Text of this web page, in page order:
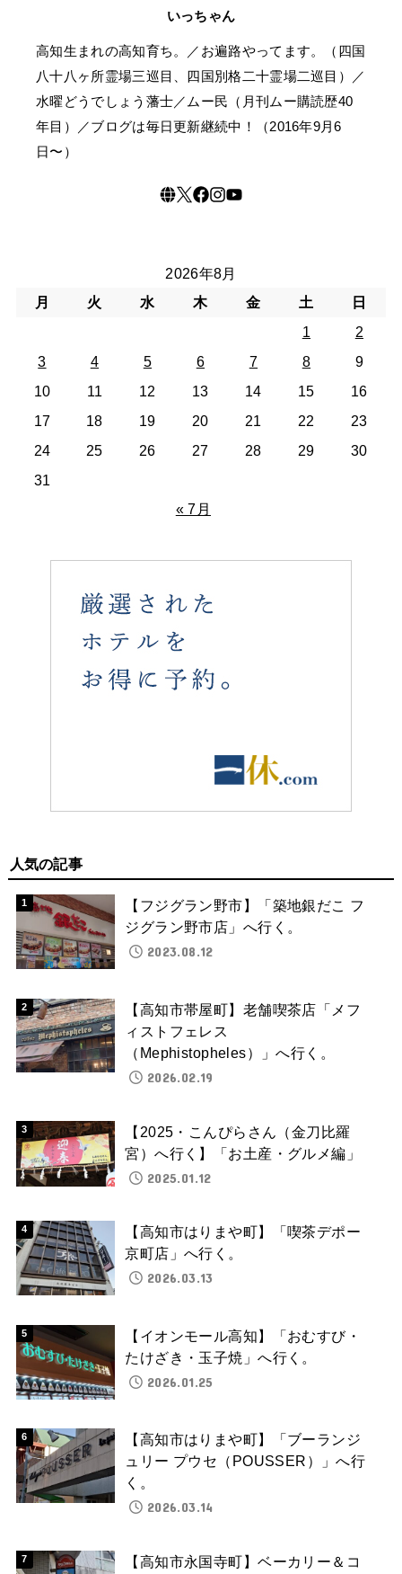
いっちゃん
高知生まれの高知育ち。／お遍路やってます。（四国
八十八ヶ所霊場三巡目、四国別格二十霊場二巡目）／
水曜どうでしょう藩士／ムー民（月刊ムー購読歴40
年目）／ブログは毎日更新継続中！（2016年9月6
日〜）
2026年8月
月
火 水 木 金 土
日
1
2
3
4 5 6 7 8
9
10
11 12 13 14 15
16
17
18 19 20 21 22
23
24
25 26 27 28 29
30
31
« 7月
人気の記事
【フジグラン野市】「築地銀だこ フ
ジグラン野市店」へ行く。
2023.08.12
【高知市帯屋町】老舗喫茶店「メフ
ィストフェレス
（Mephistopheles）」へ行く。
2026.02.19
【2025・こんぴらさん（金刀比羅
宮）へ行く】「お土産・グルメ編」
2025.01.12
【高知市はりまや町】「喫茶デポー
京町店」へ行く。
2026.03.13
【イオンモール高知】「おむすび・
たけざき・玉子焼」へ行く。
2026.01.25
【高知市はりまや町】「ブーランジ
ュリー プウセ（POUSSER）」へ行
く。
2026.03.14
【高知市永国寺町】ベーカリー＆コ